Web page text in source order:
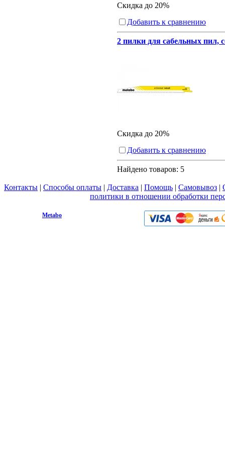
Скидка до 20%
Добавить к сравнению
2 пилки для сабельных пил,
Скидка до 20%
Добавить к сравнению
Найдено товаров: 5
Контакты | Способы оплаты | Доставка | Помощь | Самовывоз |
политики в отношении обработки
Metabo